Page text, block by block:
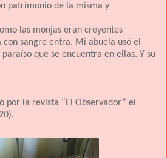
patrimonio de la misma y
las monjas eran creyentes
sangre entra. Mi abuela usó el
que se encuentra en ellas. Y su
por la revista “El Observador” el